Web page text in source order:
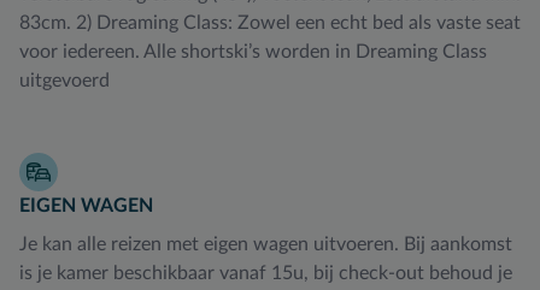
83cm. 2) Dreaming Class: Zowel een echt bed als vaste seat
voor iedereen. Alle shortski’s worden in Dreaming Class
uitgevoerd
EIGEN WAGEN
Je kan alle reizen met eigen wagen uitvoeren. Bij aankomst
is je kamer beschikbaar vanaf 15u, bij check-out behoud je